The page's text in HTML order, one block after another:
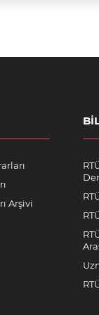
Arşivi